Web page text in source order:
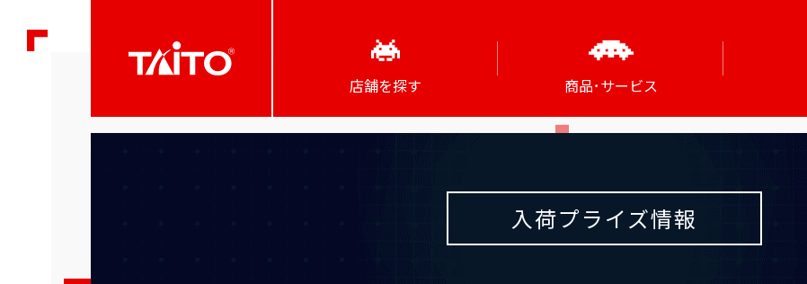
店舗を探す 商品･サービス
入荷プライズ情報